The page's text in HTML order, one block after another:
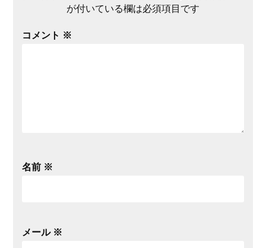
が付いている欄は必須項目です
コメント ※
名前 ※
メール ※